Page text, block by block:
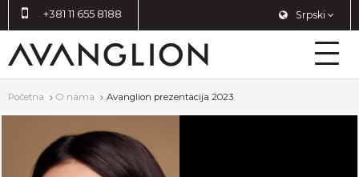
+381 11 655 8188 Srpski
Početna O nama Avanglion prezentacija 2023